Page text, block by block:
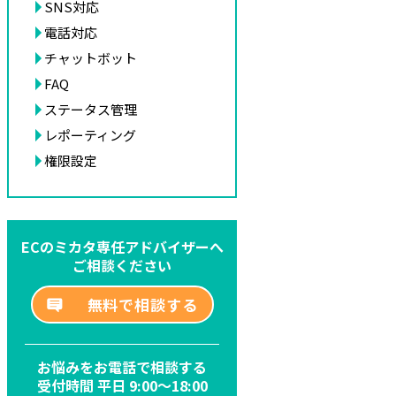
SNS対応
電話対応
チャットボット
FAQ
ステータス管理
レポーティング
権限設定
ECのミカタ専任アドバイザーへ
ご相談ください
無料で相談する
お悩みをお電話で相談する
受付時間 平日 9:00～18:00